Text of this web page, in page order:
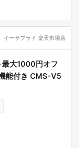
イーサプライ 楽天市場店
最大1000円オフ
能付き CMS-V5